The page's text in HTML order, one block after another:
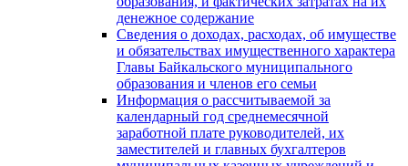
денежное содержание
Сведения о доходах, расходах, об имуществе
и обязательствах имущественного характера
Главы Байкальского муниципального
образования и членов его семьи
Информация о рассчитываемой за
календарный год среднемесячной
заработной плате руководителей, их
заместителей и главных бухгалтеров